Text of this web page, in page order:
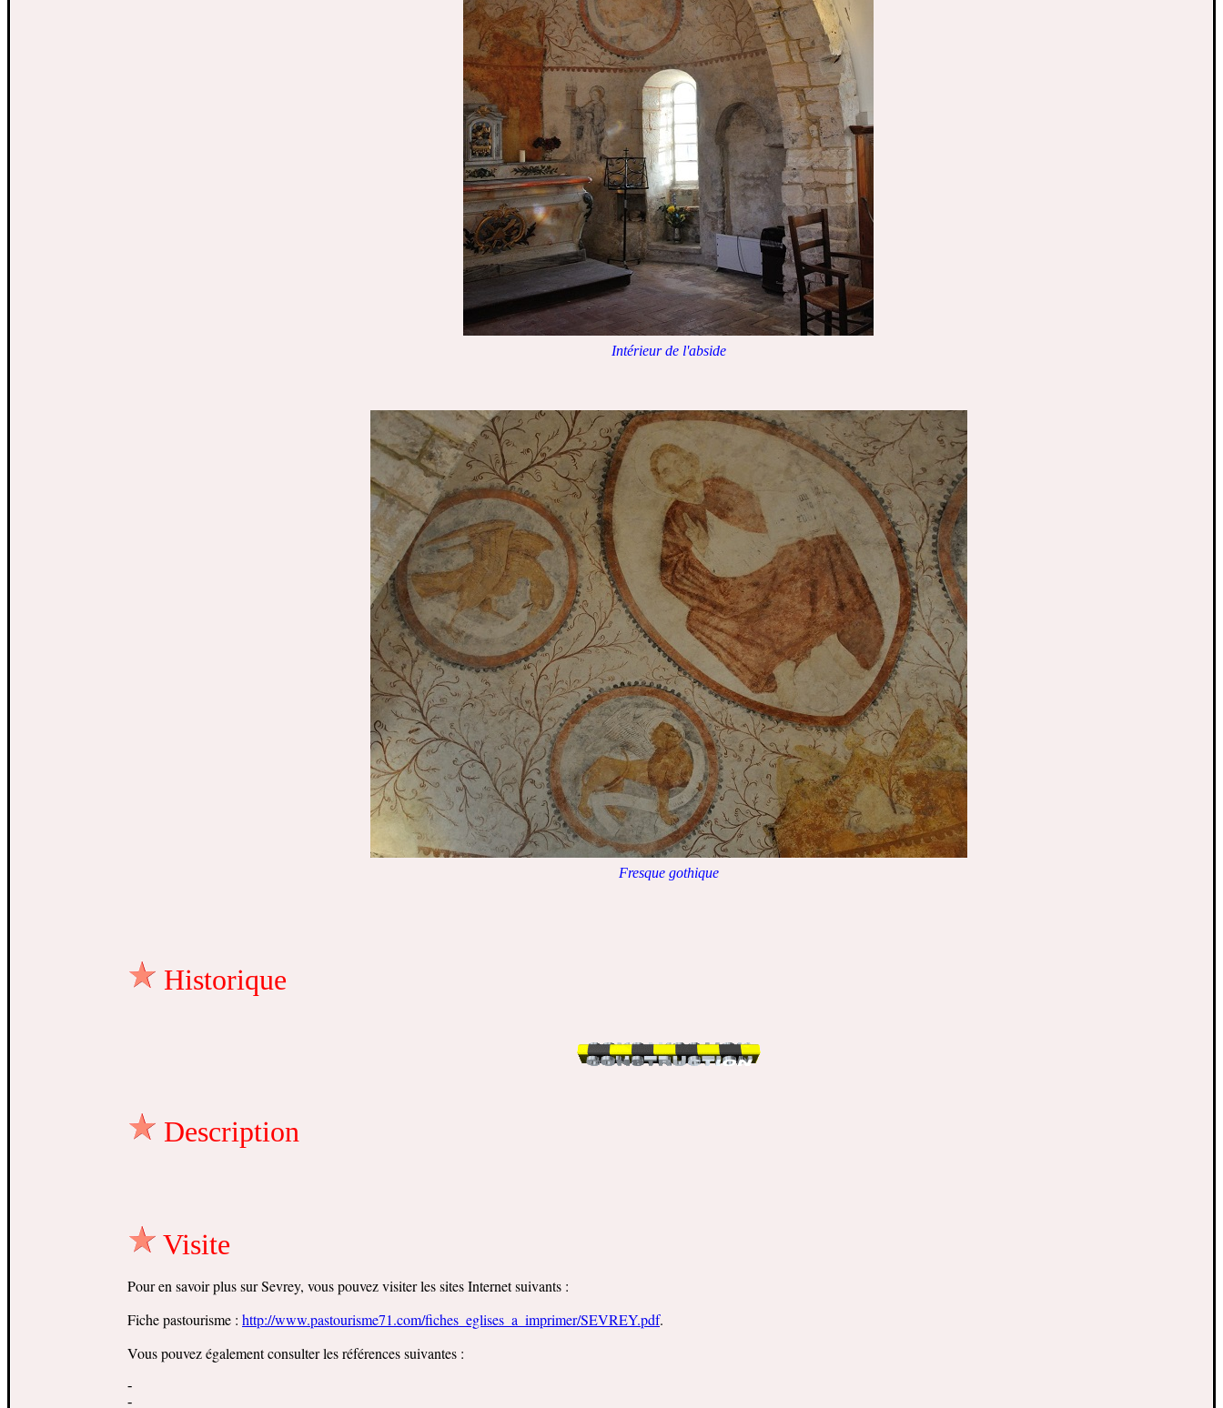
Intérieur de l'abside
Fresque gothique
Historique
Description
Visite
Pour en savoir plus sur Sevrey, vous pouvez visiter les sites Internet suivants :
Fiche pastourisme : http://www.pastourisme71.com/fiches_eglises_a_imprimer/SEVREY.pdf.
Vous pouvez également consulter les références suivantes :
-
-